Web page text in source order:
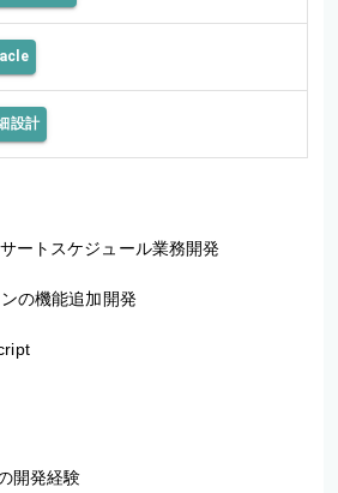
設計
ートスケジュール業務開発
の機能追加開発
開発経験